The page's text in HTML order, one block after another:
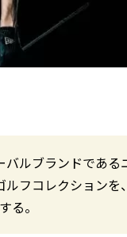
ルブランドであ
フコレクション
る。